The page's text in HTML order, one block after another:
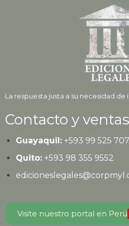
La respuesta justa a su necesidad de
Contacto y
Guayaquil:+593 99 525
Quito:+593 98 355 9552
Visite nuestro portal en Perú